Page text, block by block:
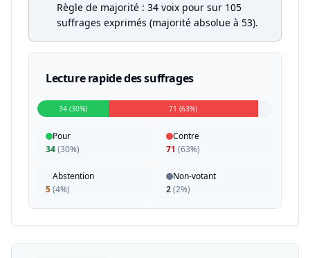
Règle de majorité : 34 voix pour sur 105
suffrages exprimés (majorité absolue à 53).
Lecture rapide des suffrages
34 (30%) 71 (63%)
Pour
34(30%)
Contre
71 (63%)
Abstention
5(4%)
Non-votant
2(2%)